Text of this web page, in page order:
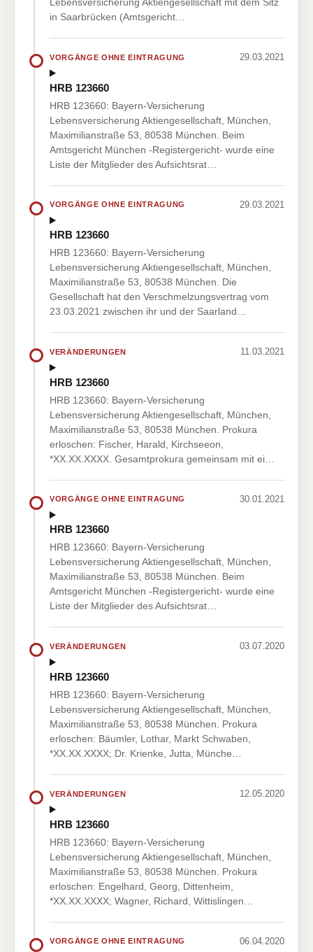
Lebensversicherung Aktiengesellschaft mit dem Sitz
in Saarbrücken (Amtsgericht…
VORGÄNGE OHNE EINTRAGUNG 29.03.2021
HRB 123660
HRB 123660: Bayern-Versicherung
Lebensversicherung Aktiengesellschaft, München,
Maximilianstraße 53, 80538 München. Beim
Amtsgericht München -Registergericht- wurde eine
Liste der Mitglieder des Aufsichtsrat…
VORGÄNGE OHNE EINTRAGUNG 29.03.2021
HRB 123660
HRB 123660: Bayern-Versicherung
Lebensversicherung Aktiengesellschaft, München,
Maximilianstraße 53, 80538 München. Die
Gesellschaft hat den Verschmelzungsvertrag vom
23.03.2021 zwischen ihr und der Saarland…
VERÄNDERUNGEN 11.03.2021
HRB 123660
HRB 123660: Bayern-Versicherung
Lebensversicherung Aktiengesellschaft, München,
Maximilianstraße 53, 80538 München. Prokura
erloschen: Fischer, Harald, Kirchseeon,
*XX.XX.XXXX. Gesamtprokura gemeinsam mit ei…
VORGÄNGE OHNE EINTRAGUNG 30.01.2021
HRB 123660
HRB 123660: Bayern-Versicherung
Lebensversicherung Aktiengesellschaft, München,
Maximilianstraße 53, 80538 München. Beim
Amtsgericht München -Registergericht- wurde eine
Liste der Mitglieder des Aufsichtsrat…
VERÄNDERUNGEN 03.07.2020
HRB 123660
HRB 123660: Bayern-Versicherung
Lebensversicherung Aktiengesellschaft, München,
Maximilianstraße 53, 80538 München. Prokura
erloschen: Bäumler, Lothar, Markt Schwaben,
*XX.XX.XXXX; Dr. Krienke, Jutta, Münche…
VERÄNDERUNGEN 12.05.2020
HRB 123660
HRB 123660: Bayern-Versicherung
Lebensversicherung Aktiengesellschaft, München,
Maximilianstraße 53, 80538 München. Prokura
erloschen: Engelhard, Georg, Dittenheim,
*XX.XX.XXXX; Wagner, Richard, Wittislingen…
VORGÄNGE OHNE EINTRAGUNG 06.04.2020